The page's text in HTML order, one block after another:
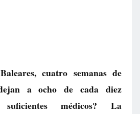
cuatro semanas de
a ocho de cada diez
médicos? La